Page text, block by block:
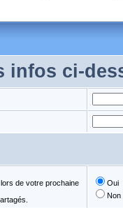
infos ci-
de votre prochaine
Oui
Non